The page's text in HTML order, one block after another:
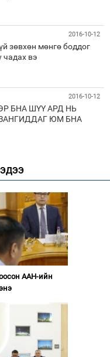
2016-10-12
зөвхөн мөнгө боддог
2016-10-12
БНА ШҮҮ АРД НЬ
ЮМ БНА
ААН-ийн